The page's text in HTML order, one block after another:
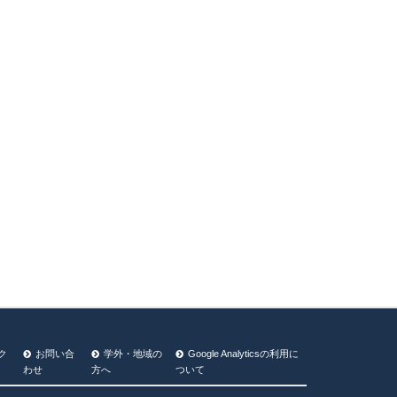
お問い合
わせ
学外・地域の
方へ
Google Analyticsの利⽤に
ついて